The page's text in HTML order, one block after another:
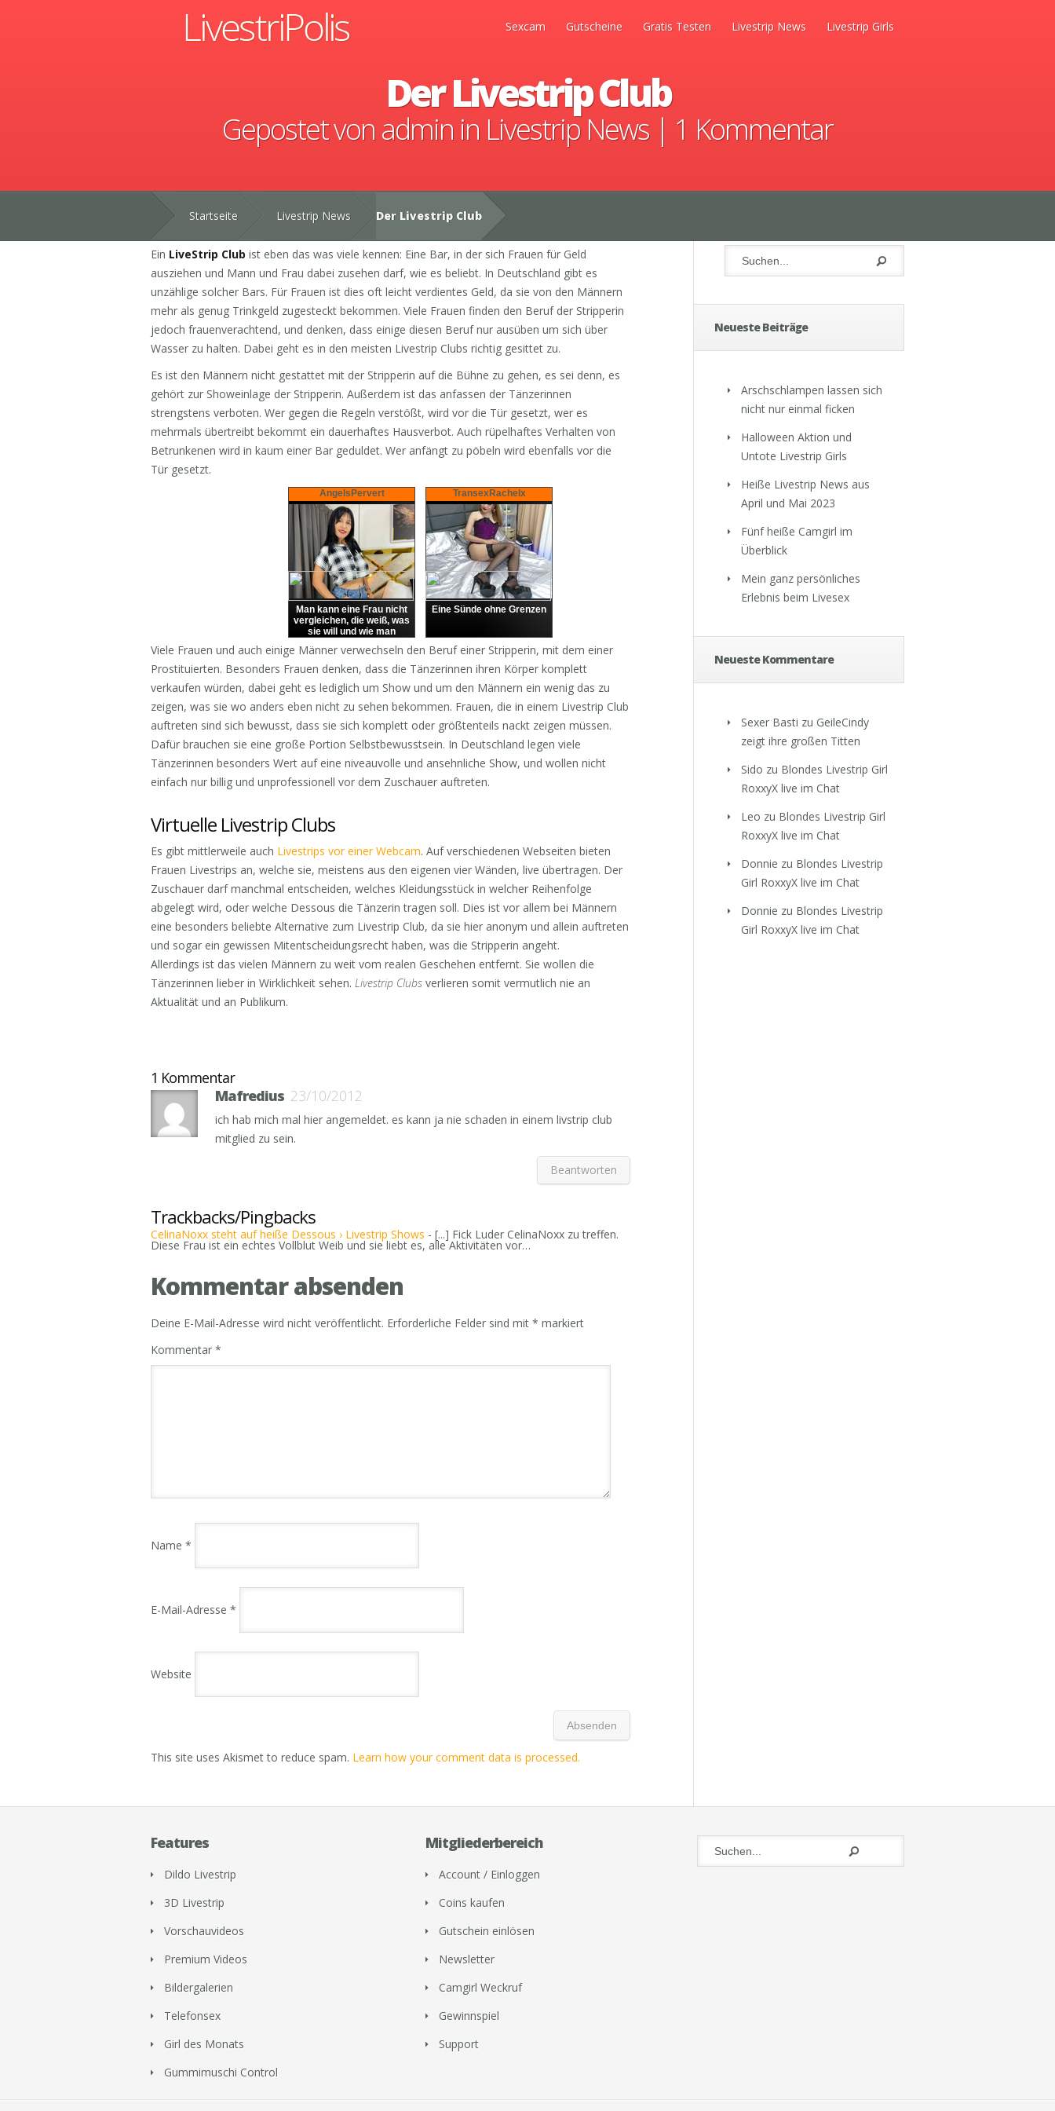
Sexcam Gutscheine Gratis Testen Livestrip News Livestrip Girls
Der Livestrip Club
Gepostet vonadmin in Livestrip News| 1 Kommentar
Startseite Livestrip News Der Livestrip Club
Ein LiveStrip Club ist eben das was viele kennen: Eine Bar, in der sich Frauen für Geld
ausziehen und Mann und Frau dabei zusehen darf, wie es beliebt. In Deutschland gibt es
unzählige solcher Bars. Für Frauen ist dies oft leicht verdientes Geld, da sie von den Männern
mehr als genug Trinkgeld zugesteckt bekommen. Viele Frauen finden den Beruf der Stripperin
jedoch frauenverachtend, und denken, dass einige diesen Beruf nur ausüben um sich über
Wasser zu halten. Dabei geht es in den meisten Livestrip Clubs richtig gesittet zu.
Es ist den Männern nicht gestattet mit der Stripperin auf die Bühne zu gehen, es sei denn, es
gehört zur Showeinlage der Stripperin. Außerdem ist das anfassen der Tänzerinnen
strengstens verboten. Wer gegen die Regeln verstößt, wird vor die Tür gesetzt, wer es
mehrmals übertreibt bekommt ein dauerhaftes Hausverbot. Auch rüpelhaftes Verhalten von
Betrunkenen wird in kaum einer Bar geduldet. Wer anfängt zu pöbeln wird ebenfalls vor die
Tür gesetzt.
AngelsPervert
Man kann eine Frau nicht
vergleichen, die weiß, was
sie will und wie man
Überraschung!!
TransexRachelx
Eine Sünde ohne Grenzen
Viele Frauen und auch einige Männer verwechseln den Beruf einer Stripperin, mit dem einer
Prostituierten. Besonders Frauen denken, dass die Tänzerinnen ihren Körper komplett
verkaufen würden, dabei geht es lediglich um Show und um den Männern ein wenig das zu
zeigen, was sie wo anders eben nicht zu sehen bekommen. Frauen, die in einem Livestrip Club
auftreten sind sich bewusst, dass sie sich komplett oder größtenteils nackt zeigen müssen.
Dafür brauchen sie eine große Portion Selbstbewusstsein. In Deutschland legen viele
Tänzerinnen besonders Wert auf eine niveauvolle und ansehnliche Show, und wollen nicht
einfach nur billig und unprofessionell vor dem Zuschauer auftreten.
Virtuelle Livestrip Clubs
Es gibt mittlerweile auch Livestrips vor einer Webcam. Auf verschiedenen Webseiten bieten
Frauen Livestrips an, welche sie, meistens aus den eigenen vier Wänden, live übertragen. Der
Zuschauer darf manchmal entscheiden, welches Kleidungsstück in welcher Reihenfolge
abgelegt wird, oder welche Dessous die Tänzerin tragen soll. Dies ist vor allem bei Männern
eine besonders beliebte Alternative zum Livestrip Club, da sie hier anonym und allein auftreten
und sogar ein gewissen Mitentscheidungsrecht haben, was die Stripperin angeht.
Allerdings ist das vielen Männern zu weit vom realen Geschehen entfernt. Sie wollen die
Tänzerinnen lieber in Wirklichkeit sehen. Livestrip Clubs verlieren somit vermutlich nie an
Aktualität und an Publikum.
1 Kommentar
Mafredius 23/10/2012
ich hab mich mal hier angemeldet. es kann ja nie schaden in einem livstrip club
mitglied zu sein.
Beantworten
Trackbacks/Pingbacks
CelinaNoxx steht auf heiße Dessous › Livestrip Shows - [...] Fick Luder CelinaNoxx zu treffen.
Diese Frau ist ein echtes Vollblut Weib und sie liebt es, alle Aktivitäten vor…
Kommentar absenden
Deine E-Mail-Adresse wird nicht veröffentlicht. Erforderliche Felder sind mit * markiert
Kommentar *
Name *
E-Mail-Adresse *
Website
This site uses Akismet to reduce spam. Learn how your comment data is processed.
Neueste Beiträge
Arschschlampen lassen sich
nicht nur einmal ficken
Halloween Aktion und
Untote Livestrip Girls
Heiße Livestrip News aus
April und Mai 2023
Fünf heiße Camgirl im
Überblick
Mein ganz persönliches
Erlebnis beim Livesex
Neueste Kommentare
Sexer Basti zu GeileCindy
zeigt ihre großen Titten
Sido zu Blondes Livestrip Girl
RoxxyX live im Chat
Leo zu Blondes Livestrip Girl
RoxxyX live im Chat
Donnie zu Blondes Livestrip
Girl RoxxyX live im Chat
Donnie zu Blondes Livestrip
Girl RoxxyX live im Chat
Features
Dildo Livestrip
3D Livestrip
Vorschauvideos
Premium Videos
Bildergalerien
Telefonsex
Girl des Monats
Gummimuschi Control
Mitgliederbereich
Account / Einloggen
Coins kaufen
Gutschein einlösen
Newsletter
Camgirl Weckruf
Gewinnspiel
Support